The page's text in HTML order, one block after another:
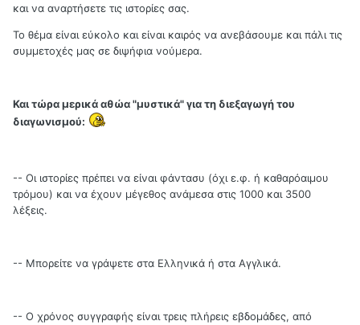
και να αναρτήσετε τις ιστορίες σας.
Το θέμα είναι εύκολο και είναι καιρός να ανεβάσουμε και πάλι τις
συμμετοχές μας σε διψήφια νούμερα.
Και τώρα μερικά αθώα "μυστικά" για τη διεξαγωγή του
διαγωνισμού:
-- Οι ιστορίες πρέπει να είναι φάντασυ (όχι ε.φ. ή καθαρόαιμου
τρόμου) και να έχουν μέγεθος ανάμεσα στις 1000 και 3500
λέξεις.
-- Μπορείτε να γράψετε στα Ελληνικά ή στα Αγγλικά.
-- Ο χρόνος συγγραφής είναι τρεις πλήρεις εβδομάδες, από